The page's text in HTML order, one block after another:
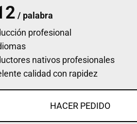
/ palabra
profesional
nativos profesionales
calidad con rapidez
HACER PEDIDO